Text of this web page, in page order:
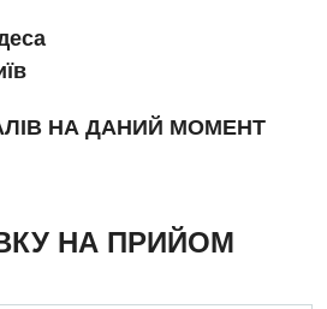
НА ДАНИЙ МОМЕНТ
НА ПРИЙОМ